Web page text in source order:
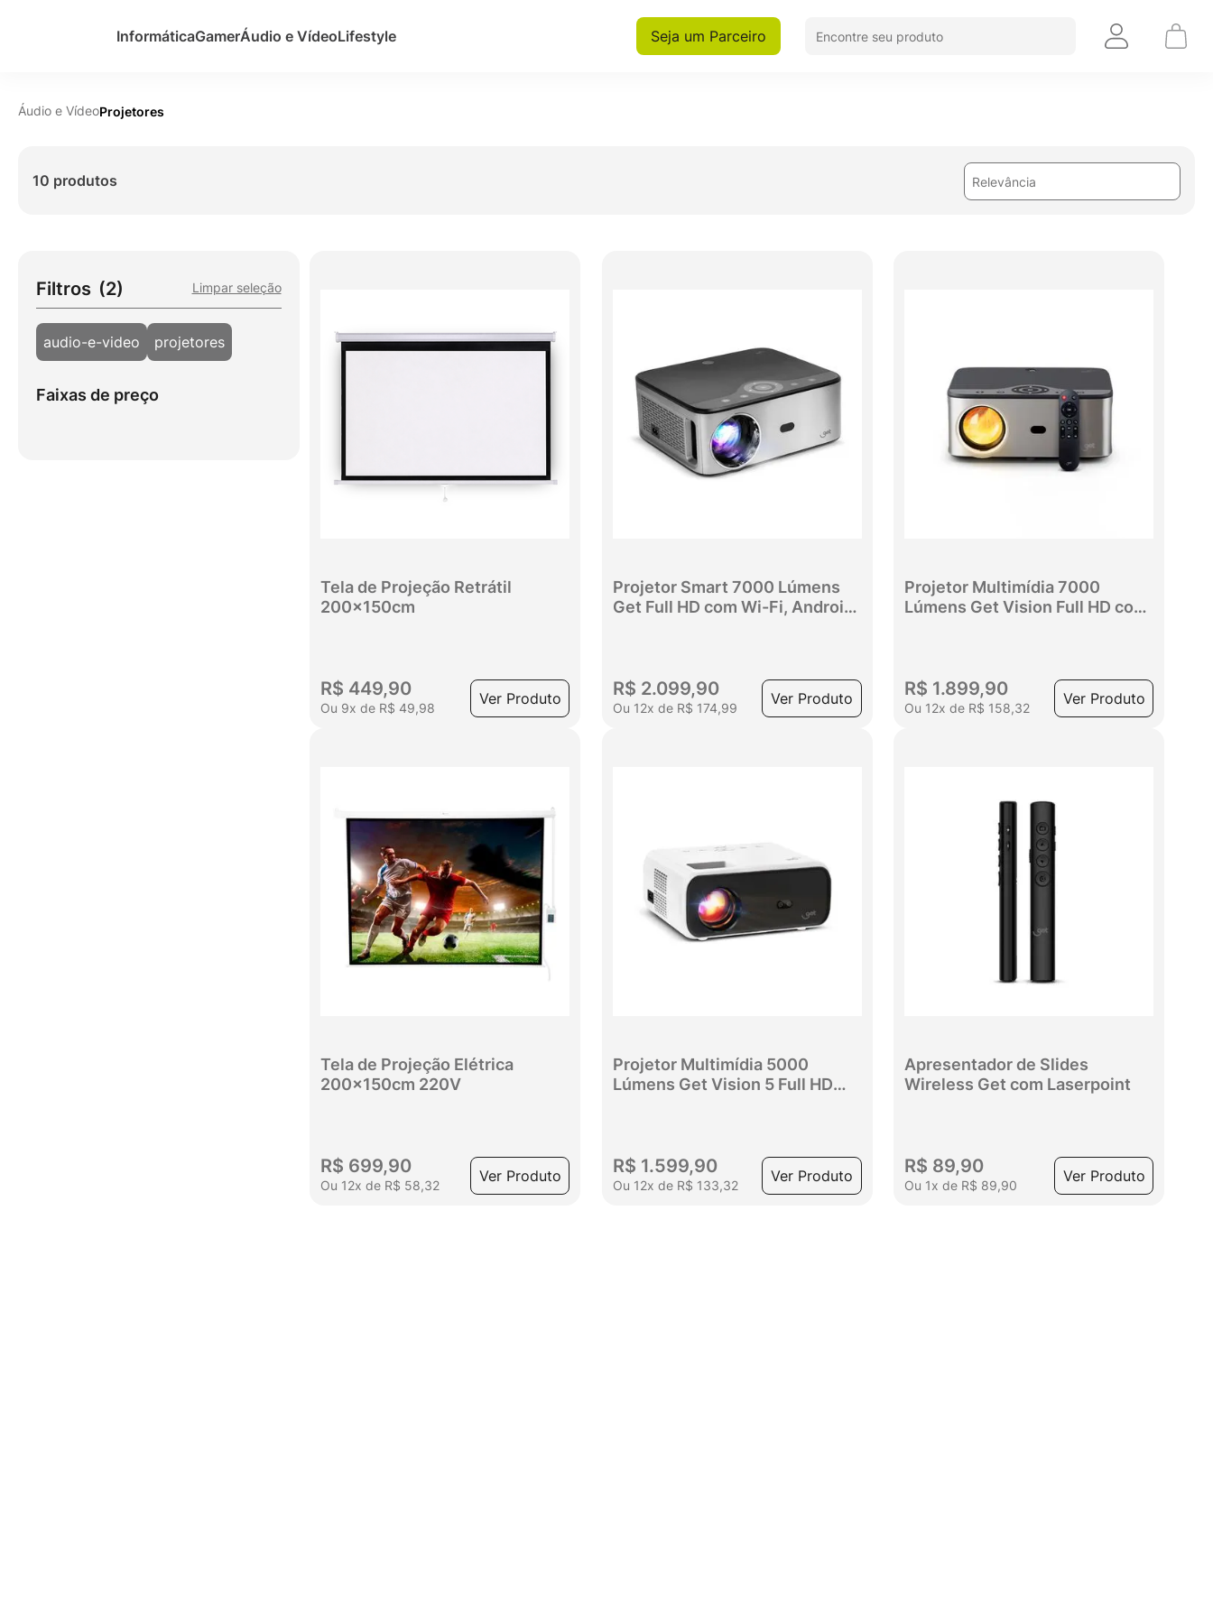
InformáticaGamerÁudio e VídeoLifestyle Seja um Parceiro Encontre seu produto
Áudio e VídeoProjetores
10 produtos Relevância
Filtros (2) Limpar seleção
audio-e-video projetores
Faixas de preço
Tela de Projeção Retrátil
200x150cm
R$ 449,90
Ou 9x de R$ 49,98
Ver Produto
Projetor Smart 7000 Lúmens
Get Full HD com Wi-Fi, Android
R$ 2.099,90
Ou 12x de R$ 174,99
Ver Produto
Projetor Multimídia 7000
Lúmens Get Vision Full HD com
R$ 1.899,90
Ou 12x de R$ 158,32
Ver Produto
Tela de Projeção Elétrica
200x150cm 220V
R$ 699,90
Ou 12x de R$ 58,32
Ver Produto
Projetor Multimídia 5000
Lúmens Get Vision 5 Full HD
R$ 1.599,90
Ou 12x de R$ 133,32
Ver Produto
Apresentador de Slides
Wireless Get com Laserpoint
R$ 89,90
Ou 1x de R$ 89,90
Ver Produto